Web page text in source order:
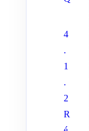
4
.
1
.
2
R